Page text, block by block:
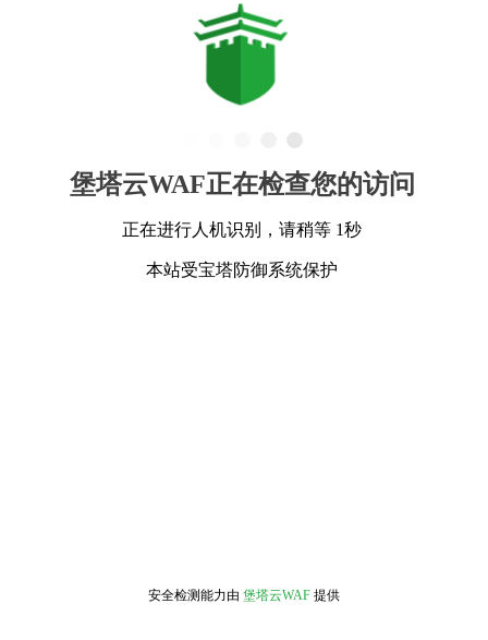
堡塔云WAF正在检查您的访问
正在进行人机识别，请稍等 1秒
本站受宝塔防御系统保护
安全检测能力由 堡塔云WAF 提供